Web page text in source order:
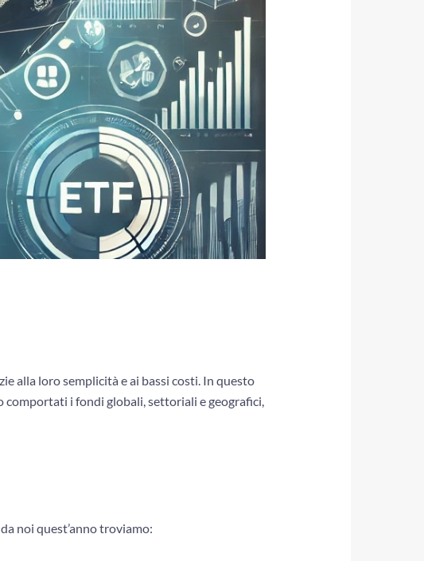
alla loro semplicità e ai bassi costi. In questo
i fondi globali, settoriali e geografici,
noi quest’anno troviamo: